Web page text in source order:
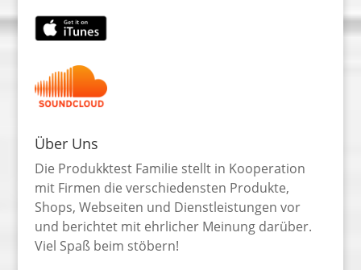
Über Uns
Die Produkktest Familie stellt in Kooperation
mit Firmen die verschiedensten Produkte,
Shops, Webseiten und Dienstleistungen vor
und berichtet mit ehrlicher Meinung darüber.
Viel Spaß beim stöbern!